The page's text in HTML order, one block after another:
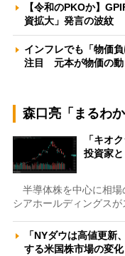
【令和のPKOか】
資拡大」発言の波紋
インフレでも「物価
注目 元本が物価の
森口亮「まるわか
「キオ
投資家
半導体株を中心に相場
シアホールディングス
「NYダウは高値更
する米国株市場の変